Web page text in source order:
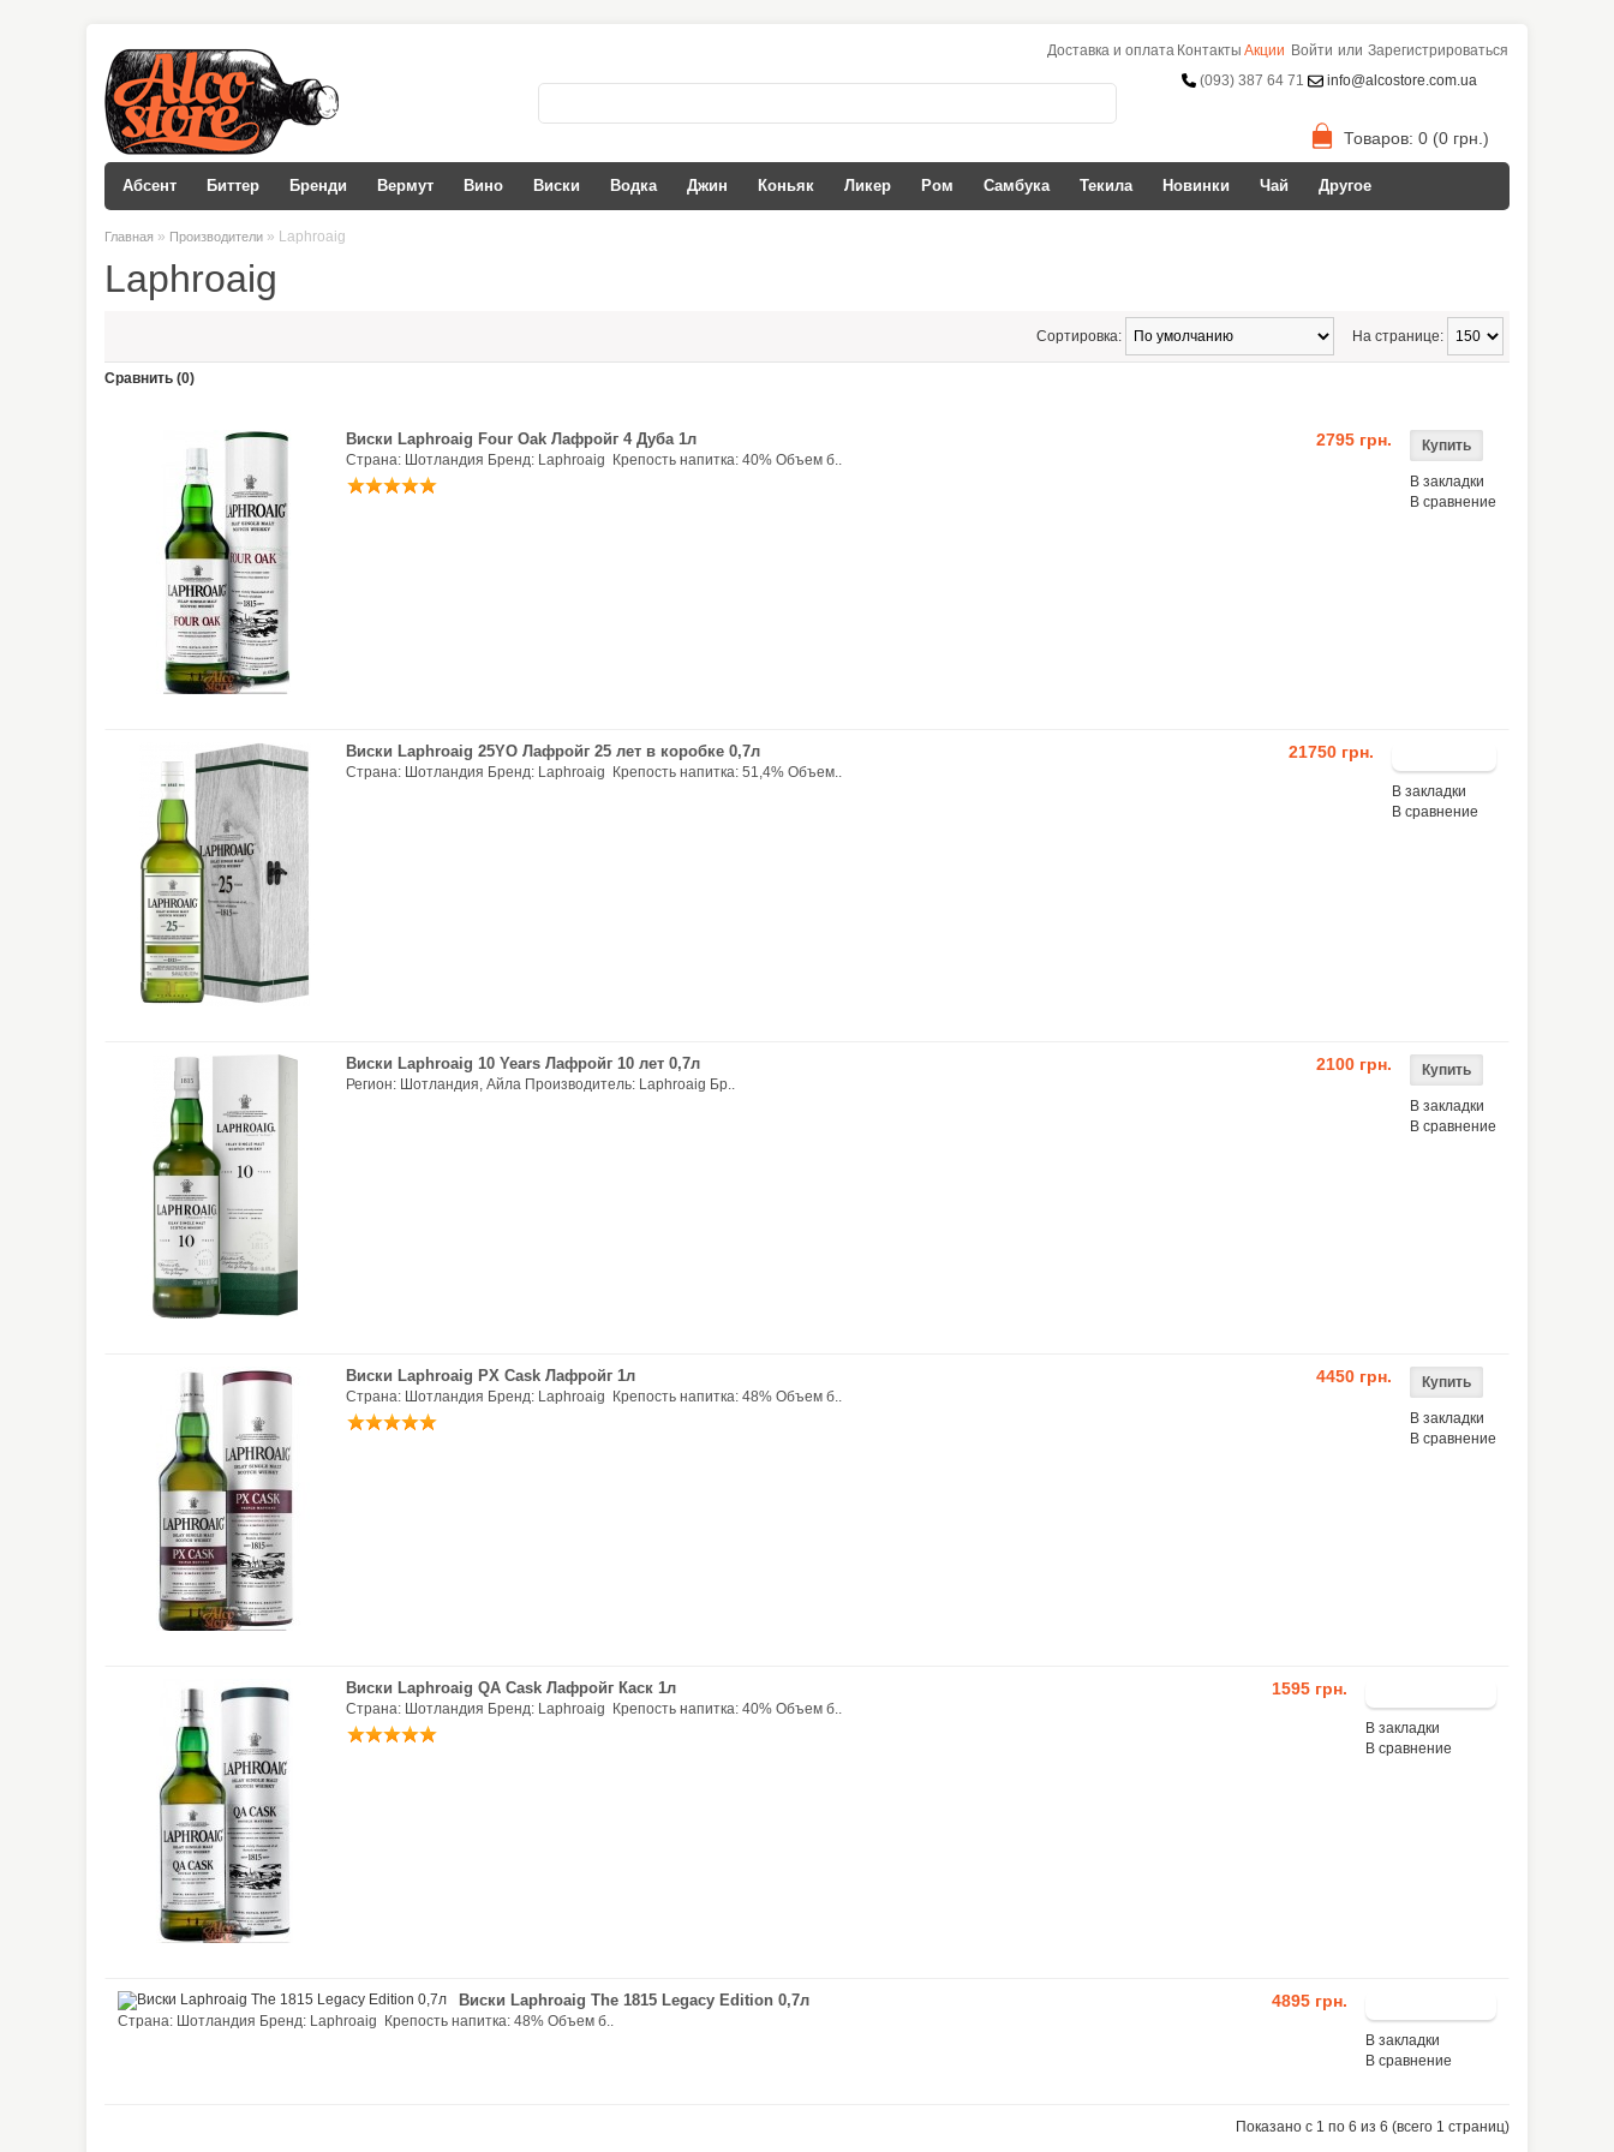
Доставка и оплата Контакты Акции Войти или Зарегистрироваться
(093) 387 64 71
info@alcostore.com.ua
Товаров: 0 (0 грн.)
Абсент Биттер Бренди Вермут Вино Виски Водка Джин Коньяк Ликер Ром Самбука Текила Новинки Чай Другое
Главная » Производители » Laphroaig
Laphroaig
На странице:
Сортировка:
Сравнить (0)
В закладки
В сравнение
2795 грн.
Виски Laphroaig Four Oak Лафройг 4 Дуба 1л
Страна: Шотландия Бренд: Laphroaig Крепость напитка: 40% Объем б..
В закладки
В сравнение
21750 грн.
Виски Laphroaig 25YO Лафройг 25 лет в коробке 0,7л
Страна: Шотландия Бренд: Laphroaig Крепость напитка: 51,4% Объем..
В закладки
В сравнение
2100 грн.
Виски Laphroaig 10 Years Лафройг 10 лет 0,7л
Регион: Шотландия, Айла Производитель: Laphroaig Бр..
В закладки
В сравнение
4450 грн.
Виски Laphroaig PX Cask Лафройг 1л
Страна: Шотландия Бренд: Laphroaig Крепость напитка: 48% Объем б..
В закладки
В сравнение
1595 грн.
Виски Laphroaig QA Cask Лафройг Каск 1л
Страна: Шотландия Бренд: Laphroaig Крепость напитка: 40% Объем б..
В закладки
В сравнение
4895 грн.
Виски Laphroaig The 1815 Legacy Edition 0,7л
Страна: Шотландия Бренд: Laphroaig Крепость напитка: 48% Объем б..
Показано с 1 по 6 из 6 (всего 1 страниц)